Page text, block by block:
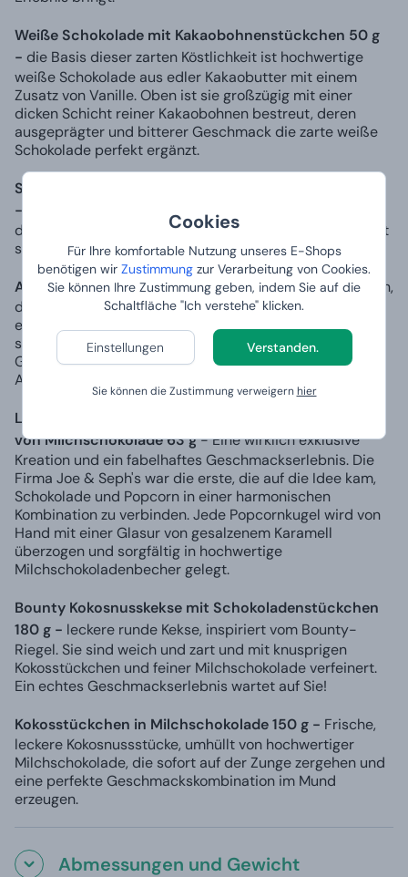
Cookies
Für Ihre komfortable Nutzung unseres E-Shops
benötigen wir Zustimmung zur Verarbeitung von Cookies.
Sie können Ihre Zustimmung geben, indem Sie auf die
Schaltfläche "Ich verstehe" klicken.
Einstellungen Verstanden.
Sie können die Zustimmung verweigernhier
Weiße Schokolade mit Kakaobohnenstückchen 50 g
- die Basis dieser zarten Köstlichkeit ist hochwertige
weiße Schokolade aus edler Kakaobutter mit einem
Zusatz von Vanille. Oben ist sie großzügig mit einer
dicken Schicht reiner Kakaobohnen bestreut, deren
ausgeprägter und bitterer Geschmack die zarte weiße
Schokolade perfekt ergänzt.
Schokokuchen mit Geschmack von Pinot Noir 160 g
- feine, edle Schokolade und kräftige Gewürze verleihen
diesem Kuchen einen besonderen Geschmack. Er eignet
sich gut zum Wein.
Auflösbare Schokowürfel Puristik 45 g- wir empfehlen,
diese speziell hergestellte würfelförmige Schokolade in
eine Tasse mit warmer Milch zu tauchen und langsam
schmelzen zu lassen. Genießen Sie den Genuss des
Geschmacks, der Sie den ganzen Stress und die
Anspannung vergessen lässt.
Luxuriöses Karamellpopcorn Joe & Seph 's umhüllt
von Milchschokolade 63 g- Eine wirklich exklusive
Kreation und ein fabelhaftes Geschmackserlebnis. Die
Firma Joe & Seph's war die erste, die auf die Idee kam,
Schokolade und Popcorn in einer harmonischen
Kombination zu verbinden. Jede Popcornkugel wird von
Hand mit einer Glasur von gesalzenem Karamell
überzogen und sorgfältig in hochwertige
Milchschokoladenbecher gelegt.
Bounty Kokosnusskekse mit Schokoladenstückchen
180 g - leckere runde Kekse, inspiriert vom Bounty-
Riegel. Sie sind weich und zart und mit knusprigen
Kokosstückchen und feiner Milchschokolade verfeinert.
Ein echtes Geschmackserlebnis wartet auf Sie!
Kokosstückchen in Milchschokolade 150 g - Frische,
leckere Kokosnussstücke, umhüllt von hochwertiger
Milchschokolade, die sofort auf der Zunge zergehen und
eine perfekte Geschmackskombination im Mund
erzeugen.
Abmessungen und Gewicht